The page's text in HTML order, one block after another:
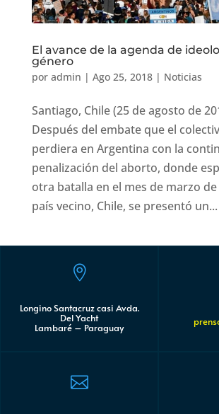
El avance de la agenda de
género
por admin | Ago 25, 2018| Noticias
Santiago, Chile (25 de agosto de
Después del embate que el
perdiera en Argentina con la
penalización del aborto, donde
otra batalla en el mes de marzo de
país vecino, Chile, se presentó un...

Longino Santacruz casi Avda.
Del Yacht
Lambaré – Paraguay
